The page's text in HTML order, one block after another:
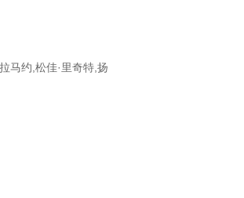
马约,松佳·里奇特,扬